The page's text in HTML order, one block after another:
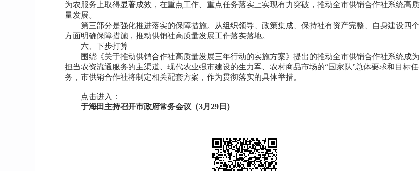
为农服务上取得显著成效，在重点工作、重点任务落实上实现有力突破，推动全市供销合作社系统高质
量发展。
第三部分是强化推进落实的保障措施。从组织领导、政策集成、保持社有资产完整、自身建设四个
方面明确保障措施，推动供销社高质量发展工作落实落地。
六、下步打算
围绕《关于推动供销合作社高质量发展三年行动的实施方案》提出的推动全市供销合作社系统成为
担当农资流通服务的主渠道、现代农业强市建设的生力军、农村商品市场的“国家队”总体要求和目标任
务，市供销合作社将制定相关配套方案，作为贯彻落实的具体举措。
点击进入：
于海田主持召开市政府常务会议（3月29日）